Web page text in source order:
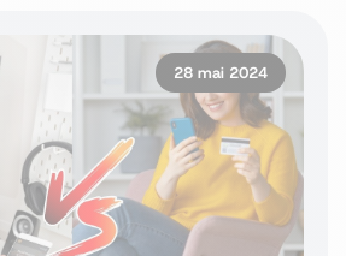
28 mai 2024